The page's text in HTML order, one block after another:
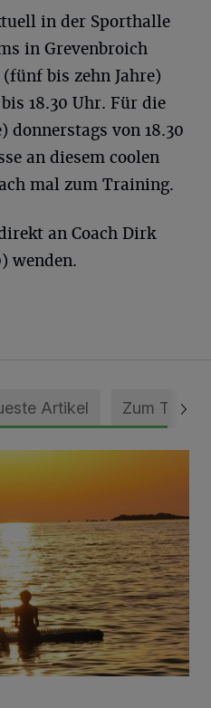
in der Sporthalle
in Grevenbroich
bis zehn Jahre)
18.30 Uhr. Für die
donnerstags von 18.30
an diesem coolen
mal zum Training.
an Coach Dirk
wenden.
Artikel Zum Thema
gesucht